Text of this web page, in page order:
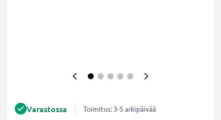
Varastossa Toimitus: 3-5 arkipäivää